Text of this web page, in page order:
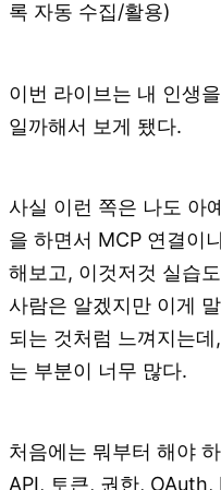
록 자동 수집/활용)
이번 라이브는 내 인생
일까해서 보게 됐다.
사실 이런 쪽은 나도 아
을 하면서 MCP 연결이
해보고, 이것저것 실습
사람은 알겠지만 이게
되는 것처럼 느껴지는
는 부분이 너무 많다.
처음에는 뭐부터 해야
API, 토큰, 권한,